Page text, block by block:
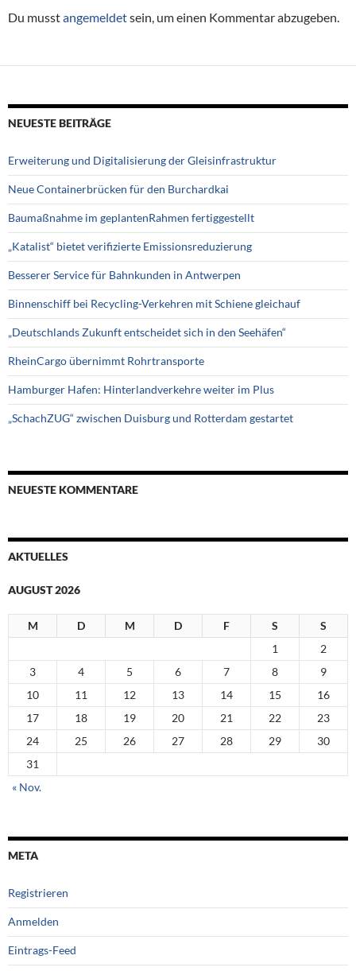
Du musstangemeldetsein, um einen Kommentar abzugeben.
NEUESTE BEITRÄGE
Erweiterung und Digitalisierung der Gleisinfrastruktur
Neue Containerbrücken für den Burchardkai
Baumaßnahme im geplantenRahmen fertiggestellt
„Katalist“ bietet verifizierte Emissionsreduzierung
Besserer Service für Bahnkunden in Antwerpen
Binnenschiff bei Recycling-Verkehren mit Schiene gleichauf
„Deutschlands Zukunft entscheidet sich in den Seehäfen“
RheinCargo übernimmt Rohrtransporte
Hamburger Hafen: Hinterlandverkehre weiter im Plus
„SchachZUG“ zwischen Duisburg und Rotterdam gestartet
NEUESTE KOMMENTARE
AKTUELLES
AUGUST 2026
M D M D F S
S
1
2
3
4 5 6 7 8
9
10
11 12 13 14 15
16
17
18 19 20 21 22
23
24
25 26 27 28 29
30
31
« Nov.
META
Registrieren
Anmelden
Eintrags-Feed